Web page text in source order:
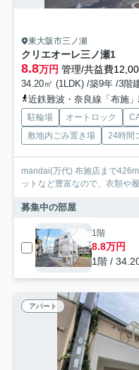
東大阪市三ノ瀬
クリエオーレ三ノ瀬1
8.8万円 管理/共益費
34.20㎡ (1LDK) /築9年 /3階
近鉄難波・奈良線「布施
駐輪場 オートロック
敷地内ごみ置き場
24時間
mandai(万代) 布施店まで
ットなど豊富なので、衣類や
募集中の部屋
1階
8.8万円
1階 /
アパート